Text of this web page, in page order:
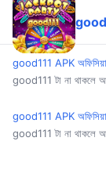
good111 APK
good111 টা না থাকলে
good111 APK
good111 টা না থাকলে